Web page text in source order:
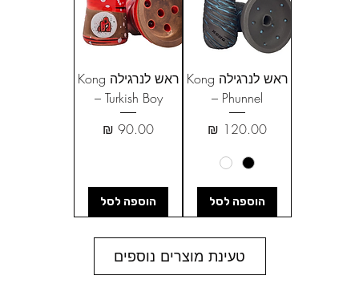
ראש לנרגילה Kong
– Phunnel
מחיר
הוספה לסל
ראש לנרגילה Kong
– Turkish Boy
מחיר
הוספה לסל
טעינת מוצרים נוספים